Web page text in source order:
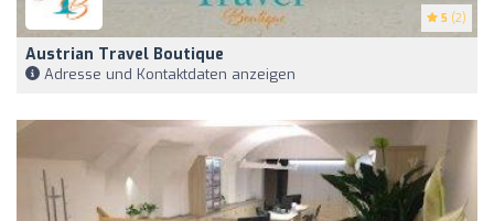
5 (2)
Austrian Travel Boutique
Adresse und Kontaktdaten anzeigen